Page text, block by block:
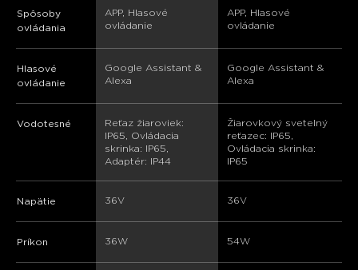
Spôsoby
ovládania
APP, Hlasové
ovládanie
APP, Hlasové
ovládanie
Hlasové
ovládanie
Google Assistant &
Alexa
Google Assistant &
Alexa
Vodotesné
Reťaz žiaroviek:
IP65, Ovládacia
skrinka: IP65,
Adaptér: IP44
Žiarovkový svetelný
reťazec: IP65,
Ovládacia skrinka:
IP65
Napätie 36V 36V
Príkon 36W ‎54W